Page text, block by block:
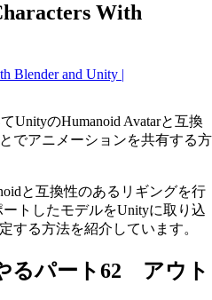
With
Blender and Unity |
UnityのHumanoid Avatarと互換
でアニメーションを共有する方
と互換性のあるリギングを行
トしたモデルをUnityに取り込
する方法を紹介しています。
るパート62 アウト